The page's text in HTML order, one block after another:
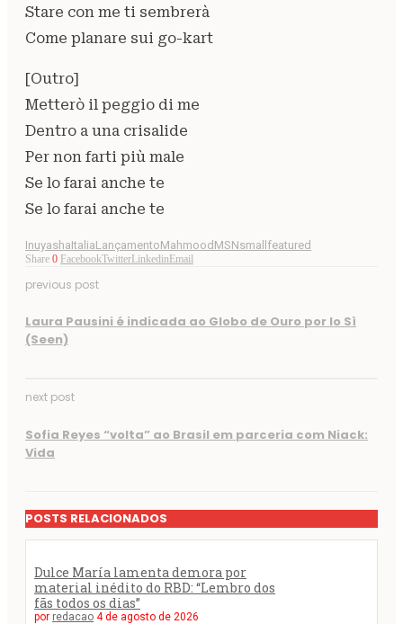
Stare con me ti sembrerà
Come planare sui go-kart
[Outro]
Metterò il peggio di me
Dentro a una crisalide
Per non farti più male
Se lo farai anche te
Se lo farai anche te
InuyashaItaliaLançamentoMahmood MSNsmallfeatured
Share 0 FacebookTwitterLinkedinEmail
previous post
Laura Pausini é indicada ao Globo de Ouro por Io Sì
(Seen)
next post
Sofia Reyes “volta” ao Brasil em parceria com Niack:
Vida
POSTS RELACIONADOS
Dulce María lamenta demora por
material inédito do RBD: “Lembro dos
fãs todos os dias”
por redacao 4 de agosto de 2026